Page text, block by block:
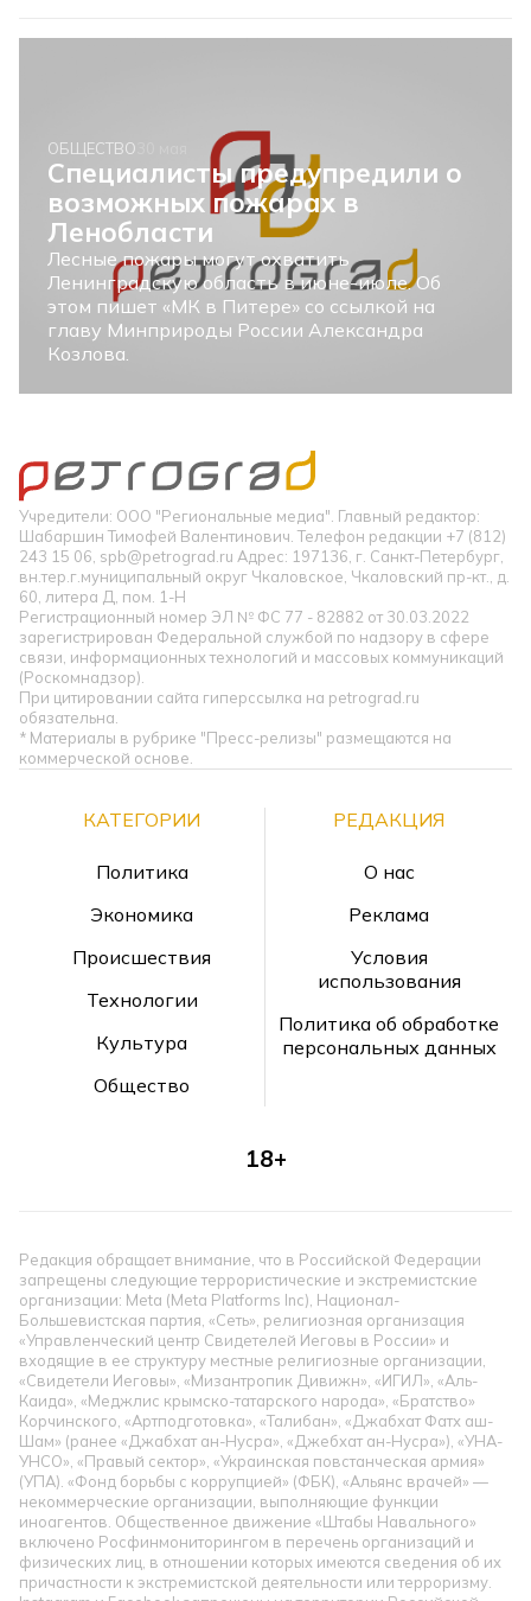
ОБЩЕСТВО
Специалисты предупредили о
возможных пожарах в
Ленобласти
Лесные пожары могут охватить
Ленинградскую область в июне-июле. Об
этом пишет «МК в Питере» со ссылкой на
главу Минприроды России Александра
Козлова.
Учредители: ООО "Региональные медиа". Главный редактор:
Шабаршин Тимофей Валентинович. Телефон редакции +7 (812)
243 15 06, spb@petrograd.ru Адрес: 197136, г. Санкт-Петербург,
вн.тер.г.муниципальный округ Чкаловское, Чкаловский пр-кт., д.
60, литера Д, пом. 1-Н
Регистрационный номер ЭЛ № ФС 77 - 82882 от 30.03.2022
зарегистрирован Федеральной службой по надзору в сфере
связи, информационных технологий и массовых коммуникаций
(Роскомнадзор).
При цитировании сайта гиперссылка на petrograd.ru
обязательна.
* Материалы в рубрике "Пресс-релизы" размещаются на
коммерческой основе.
КАТЕГОРИИ
Политика
Экономика
Происшествия
Технологии
Культура
Общество
РЕДАКЦИЯ
О нас
Реклама
Условия
использования
Политика об обработке
персональных данных
18+
Редакция обращает внимание, что в Российской Федерации
запрещены следующие террористические и экстремистские
организации: Meta (Meta Platforms Inc), Национал-
Большевистская партия, «Сеть», религиозная организация
«Управленческий центр Свидетелей Иеговы в России» и
входящие в ее структуру местные религиозные организации,
«Свидетели Иеговы», «Мизантропик Дивижн», «ИГИЛ», «Аль-
Каида», «Меджлис крымско-татарского народа», «Братство»
Корчинского, «Артподготовка», «Талибан», «Джабхат Фатх аш-
Шам» (ранее «Джабхат ан-Нусра», «Джебхат ан-Нусра»), «УНА-
УНСО», «Правый сектор», «Украинская повстанческая армия»
(УПА). «Фонд борьбы с коррупцией» (ФБК), «Альянс врачей» —
некоммерческие организации, выполняющие функции
иноагентов. Общественное движение «Штабы Навального»
включено Росфинмониторингом в перечень организаций и
физических лиц, в отношении которых имеются сведения об их
причастности к экстремистской деятельности или терроризму.